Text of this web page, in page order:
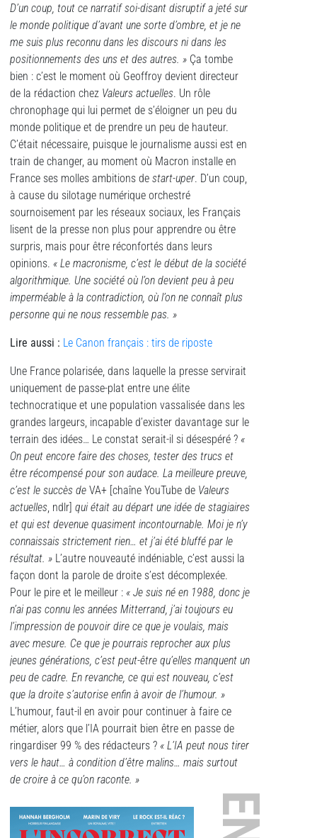
D’un coup, tout ce narratif soi-disant disruptif a jeté sur
le monde politique d’avant une sorte d’ombre, et je ne
me suis plus reconnu dans les discours ni dans les
positionnements des uns et des autres. » Ça tombe
bien : c’est le moment où Geoffroy devient directeur
de la rédaction chez Valeurs actuelles. Un rôle
chronophage qui lui permet de s’éloigner un peu du
monde politique et de prendre un peu de hauteur.
C’était nécessaire, puisque le journalisme aussi est en
train de changer, au moment où Macron installe en
France ses molles ambitions de start-uper. D’un coup,
à cause du silotage numérique orchestré
sournoisement par les réseaux sociaux, les Français
lisent de la presse non plus pour apprendre ou être
surpris, mais pour être réconfortés dans leurs
opinions. « Le macronisme, c’est le début de la société
algorithmique. Une société où l’on devient peu à peu
imperméable à la contradiction, où l’on ne connaît plus
personne qui ne nous ressemble pas. »
Lire aussi : Le Canon français : tirs de riposte
Une France polarisée, dans laquelle la presse servirait
uniquement de passe-plat entre une élite
technocratique et une population vassalisée dans les
grandes largeurs, incapable d’exister davantage sur le
terrain des idées… Le constat serait-il si désespéré ? «
On peut encore faire des choses, tester des trucs et
être récompensé pour son audace. La meilleure preuve,
c’est le succès de VA+ [chaîne YouTube de Valeurs
actuelles, ndlr] qui était au départ une idée de stagiaires
et qui est devenue quasiment incontournable. Moi je n’y
connaissais strictement rien… et j’ai été bluffé par le
résultat. » L’autre nouveauté indéniable, c’est aussi la
façon dont la parole de droite s’est décomplexée.
Pour le pire et le meilleur : « Je suis né en 1988, donc je
n’ai pas connu les années Mitterrand, j’ai toujours eu
l’impression de pouvoir dire ce que je voulais, mais
avec mesure. Ce que je pourrais reprocher aux plus
jeunes générations, c’est peut-être qu’elles manquent un
peu de cadre. En revanche, ce qui est nouveau, c’est
que la droite s’autorise enfin à avoir de l’humour. »
L’humour, faut-il en avoir pour continuer à faire ce
métier, alors que l’IA pourrait bien être en passe de
ringardiser 99 % des rédacteurs ? « L’IA peut nous tirer
vers le haut… à condition d’être malins… mais surtout
de croire à ce qu’on raconte. »